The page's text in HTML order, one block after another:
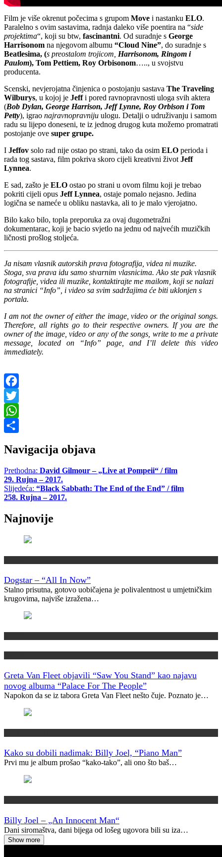
Film je više okrenut počecima s grupom Move i nastanku ELO.
Paralelno s ovim sastavima, radnja daleko više poentira na “side
projektima“, koji su btw, fascinantni. Od suradnje s George
Harrisonom na njegovom albumu “Cloud Nine”, do suradnje s
Beatlesima, (s preostalom trojicom, Harrisonom, Ringom i
Paulom), Tom Pettiem, Roy Orbisonom….., u svojstvu
producenta.
Scenski, nevjerojatna činjenica o postojanju sastava The Traveling
Wilburys, u kojoj je Jeffi pored ravnopravnosti uloga svih aktera
(Bob Dylan, George Harrison, Jeff Lynne, Roy Orbison i Tom
Petty), igrao najravnopravniju ulogu. Detalji o udruživanju i samom
radu su lijepo doneseni, te iz jednog drugog kuta možemo promatrati
postojanje ove super grupe.
I Jeffov solo rad nije ostao po strani, tako da osim ELO perioda i
rada tog sastava, film pokriva skoro cijeli kreativni život Jeff
Lynnea.
E sad, zašto je ELO ostao po strani u ovom filmu koji je trebao
pokriti cijeli opus Jeff Lynnea, ostaje pomalo nejasno. Jedina
logična se nameće u obliku nastavka, ali to je malo vjerojatno.
Bilo kako bilo, topla preporuka za ovaj dugometražni
dokumentarac, koji je bacio svjetlo na jednu od najvećih muzičkih
ličnosti prošlog stoljeća.
Ja nisam vlasnik autorskih prava fotografija, videa ni muzike.
Stoga, sva prava idu samo stvarnim vlasnicima. Ako ste pak vlasnik
fotografije, videa ili muzike, kontaktirajte me mailom, koji se nalazi
na stranici “Info”, i video sa svim sadržajima će biti uklonjen s
portala.
I am not the owner of either the image, video or the original songs.
Therefore, all rights go to their respective owners. If you are the
owner of the image, video or any of the songs, write to me a private
message, located on “Info” page, and I’ll delete this video
immediately.
Facebook
Twitter
WhatsApp
Navigacija objava
Prethodna: David Gilmour – „Live at Pompeii“ / film
29. Rujna – 2017.
Slijedeća: “Black Sabbath: The End of the End” / film
258. Rujna – 2017.
Najnovije
Dogstar – “All In Now”
Stalno prisutna, gotovo uobičajena je polivalentnost u umjetničkim
krugovima, najviše izražena…
Greta Van Fleet objavili “Saw You Stand” kao najavu
novog albuma “Palace For The People”
Napokon da se iz tabora Greta Van Fleet nešto čuje. Poznato je…
Kako su dobili nadimak: Billy Joel, “Piano Man”
Prvi mu je album prošao “kako-tako”, ali ono što baš…
Billy Joel – „An Innocent Man“
Dani siromaštva, dani bijega od lošeg ugovora bili su iza…
Show more